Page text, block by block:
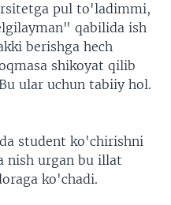
pul to'ladimmi,
qabilida ish
berishga hech
shikoyat qilib
ular uchun tabiiy hol.
student ko'chirishni
nish urgan bu illat
ko'chadi.